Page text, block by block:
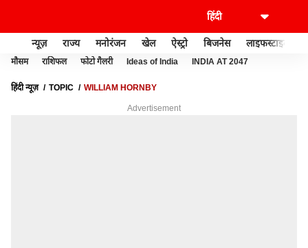
न्यूज़ राज्य मनोरंजन खेल ऐस्ट्रो बिजनेस लाइफस्टाइल
मौसम राशिफल फोटो गैलरी Ideas of India INDIA AT 2047
हिंदी न्यूज़ TOPIC WILLIAM HORNBY
Advertisement